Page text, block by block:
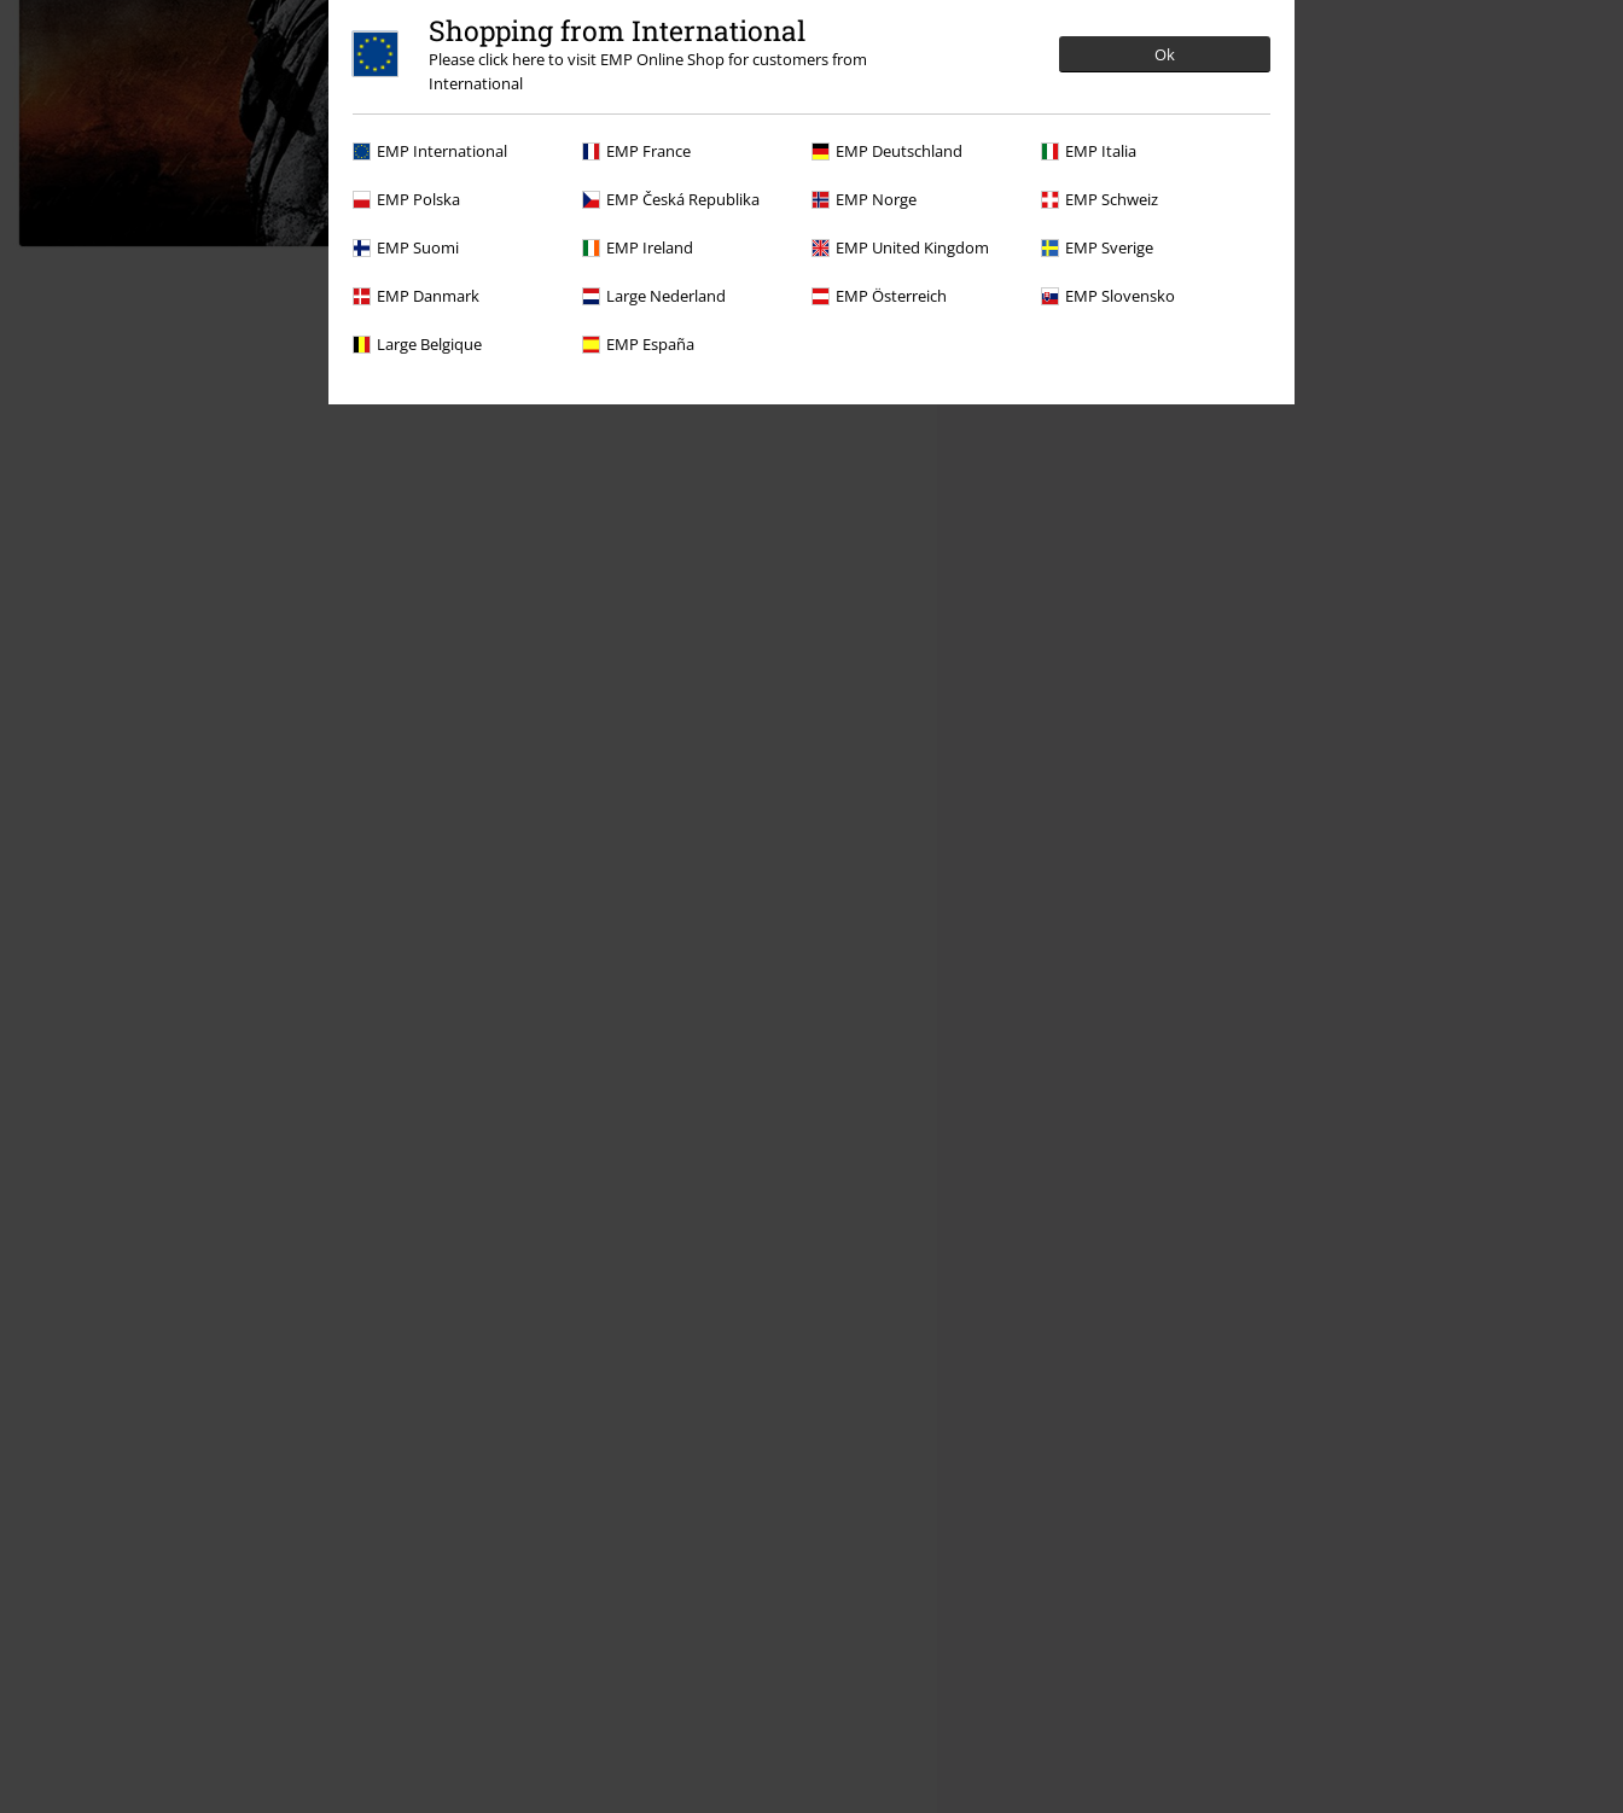
Shopping from International
Please click here to visit EMP Online Shop for customers from
International
Ok
EMP International EMP France EMP Deutschland EMP Italia
EMP Polska EMP Česká Republika EMP Norge EMP Schweiz
EMP Suomi EMP Ireland EMP United Kingdom EMP Sverige
EMP Danmark Large Nederland EMP Österreich EMP Slovensko
Large Belgique EMP España